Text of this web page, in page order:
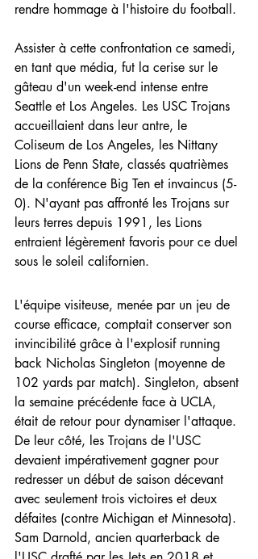
rendre hommage à l'histoire du football.
Assister à cette confrontation ce samedi,
en tant que média, fut la cerise sur le
gâteau d'un week-end intense entre
Seattle et Los Angeles. Les USC Trojans
accueillaient dans leur antre, le
Coliseum de Los Angeles, les Nittany
Lions de Penn State, classés quatrièmes
de la conférence Big Ten et invaincus (5-
0). N'ayant pas affronté les Trojans sur
leurs terres depuis 1991, les Lions
entraient légèrement favoris pour ce duel
sous le soleil californien.
L'équipe visiteuse, menée par un jeu de
course efficace, comptait conserver son
invincibilité grâce à l'explosif running
back Nicholas Singleton (moyenne de
102 yards par match). Singleton, absent
la semaine précédente face à UCLA,
était de retour pour dynamiser l'attaque.
De leur côté, les Trojans de l'USC
devaient impérativement gagner pour
redresser un début de saison décevant
avec seulement trois victoires et deux
défaites (contre Michigan et Minnesota).
Sam Darnold, ancien quarterback de